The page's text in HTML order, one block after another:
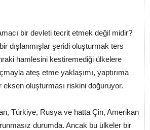
bir devleti tecrit etmek değil midir?
dışlanmışlar şeridi oluşturmak ters
hamlesini kestiremediği ülkelere
ateş etme yaklaşımı, yaptırıma
eksen oluşturması riskini doğuruyor.
Türkiye, Rusya ve hatta Çin, Amerikan
durumda. Ancak bu ülkeler bir